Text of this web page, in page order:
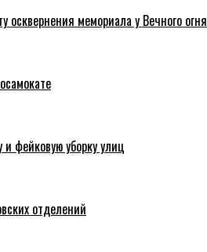
осквернения мемориала у Вечного огня
фейковую уборку улиц
отделений